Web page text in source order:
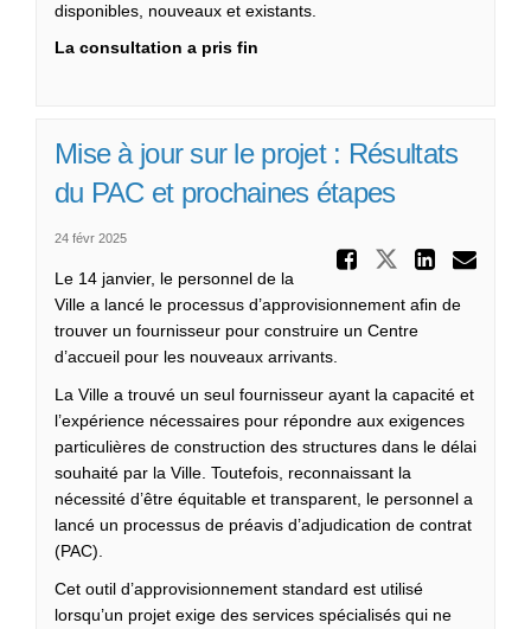
disponibles, nouveaux et existants.
La consultation a pris fin
Mise à jour sur le projet : Résultats
du PAC et prochaines étapes
24 févr 2025
Partager
Le 14 janvier, le personnel de la
Ville a lancé le processus d’approvisionnement afin de
trouver un fournisseur pour construire un Centre
d’accueil pour les nouveaux arrivants.
La Ville a trouvé un seul fournisseur ayant la capacité et
l’expérience nécessaires pour répondre aux exigences
particulières de construction des structures dans le délai
souhaité par la Ville. Toutefois, reconnaissant la
nécessité d’être équitable et transparent, le personnel a
lancé un processus de préavis d’adjudication de contrat
(PAC).
Cet outil d’approvisionnement standard est utilisé
lorsqu’un projet exige des services spécialisés qui ne